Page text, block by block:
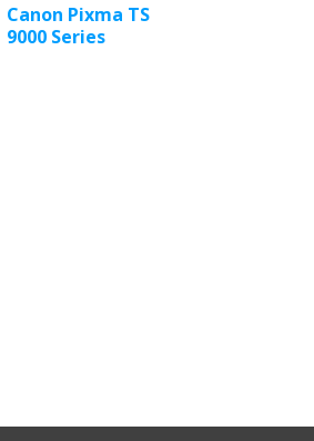
Canon Pixma TS
9000 Series